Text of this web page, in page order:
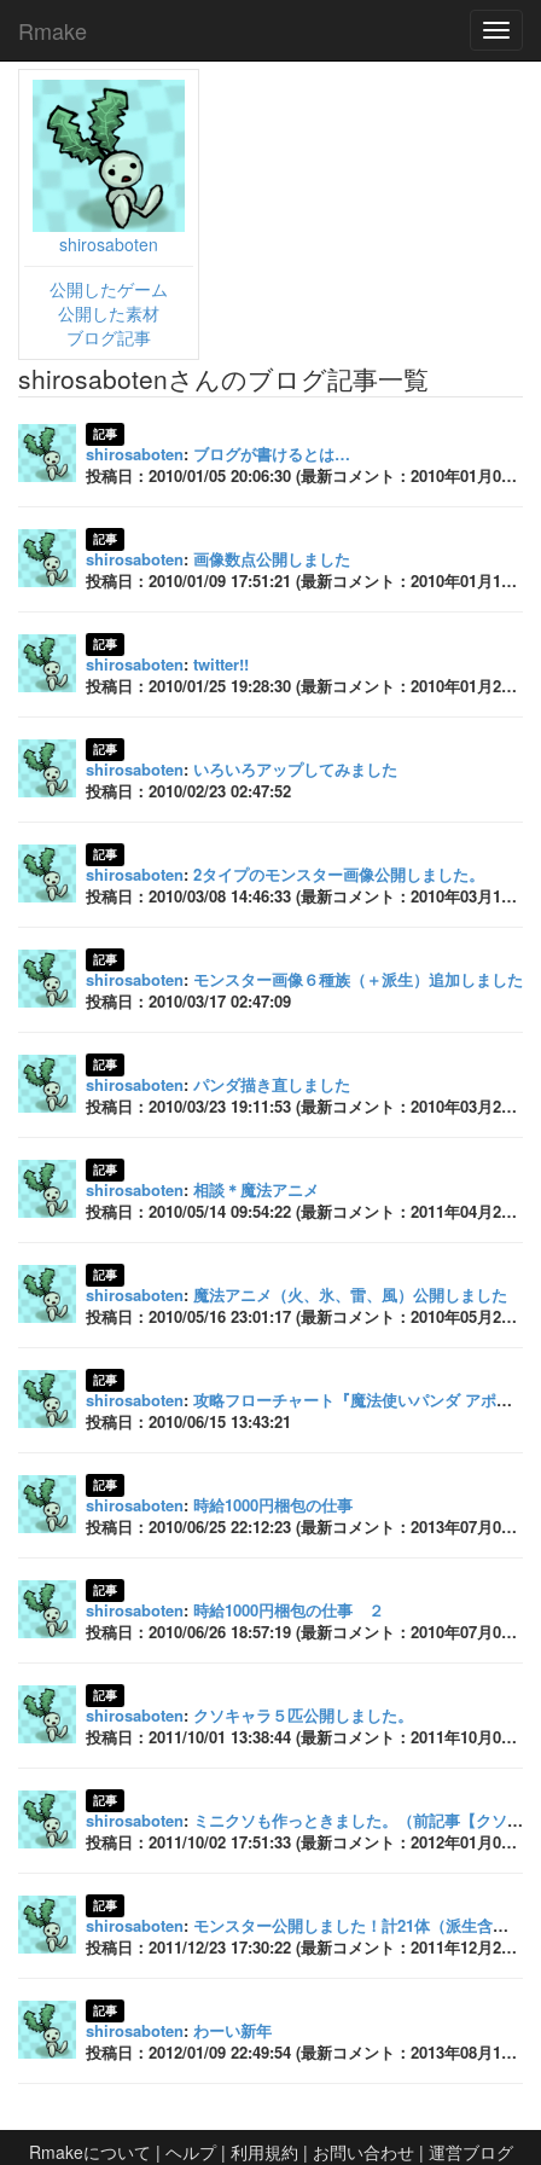
Rmake
shirosaboten
公開したゲーム
公開した素材
ブログ記事
shirosabotenさんのブログ記事一覧
記事
shirosaboten: ブログが書けるとは…
投稿日：2010/01/05 20:06:30 (最新コメント：2010年01月06日 19:12:58)
記事
shirosaboten: 画像数点公開しました
投稿日：2010/01/09 17:51:21 (最新コメント：2010年01月10日 14:40:40)
記事
shirosaboten: twitter!!
投稿日：2010/01/25 19:28:30 (最新コメント：2010年01月25日 19:47:19)
記事
shirosaboten: いろいろアップしてみました
投稿日：2010/02/23 02:47:52
記事
shirosaboten: 2タイプのモンスター画像公開しました。
投稿日：2010/03/08 14:46:33 (最新コメント：2010年03月10日 01:30:12)
記事
shirosaboten: モンスター画像６種族（＋派生）追加しました
投稿日：2010/03/17 02:47:09
記事
shirosaboten: パンダ描き直しました
投稿日：2010/03/23 19:11:53 (最新コメント：2010年03月24日 09:49:01)
記事
shirosaboten: 相談＊魔法アニメ
投稿日：2010/05/14 09:54:22 (最新コメント：2011年04月27日 17:46:54)
記事
shirosaboten: 魔法アニメ（火、氷、雷、風）公開しました
投稿日：2010/05/16 23:01:17 (最新コメント：2010年05月20日 23:28:18)
記事
shirosaboten: 攻略フローチャート『魔法使いパンダ アポロ』
投稿日：2010/06/15 13:43:21
記事
shirosaboten: 時給1000円梱包の仕事
投稿日：2010/06/25 22:12:23 (最新コメント：2013年07月05日 15:56:33)
記事
shirosaboten: 時給1000円梱包の仕事 ２
投稿日：2010/06/26 18:57:19 (最新コメント：2010年07月01日 21:56:45)
記事
shirosaboten: クソキャラ５匹公開しました。
投稿日：2011/10/01 13:38:44 (最新コメント：2011年10月02日 16:17:51)
記事
shirosaboten: ミニクソも作っときました。（前記事【クソキャラ5匹公開しました】）
投稿日：2011/10/02 17:51:33 (最新コメント：2012年01月09日 22:51:15)
記事
shirosaboten: モンスター公開しました！計21体（派生含む）
投稿日：2011/12/23 17:30:22 (最新コメント：2011年12月24日 09:08:24)
記事
shirosaboten: わーい新年
投稿日：2012/01/09 22:49:54 (最新コメント：2013年08月15日 18:13:25)
Rmakeについて | ヘルプ| 利用規約 | お問い合わせ| 運営ブログ